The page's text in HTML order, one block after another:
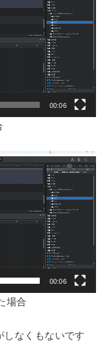
00:06
00:06
場合
しなくもないです